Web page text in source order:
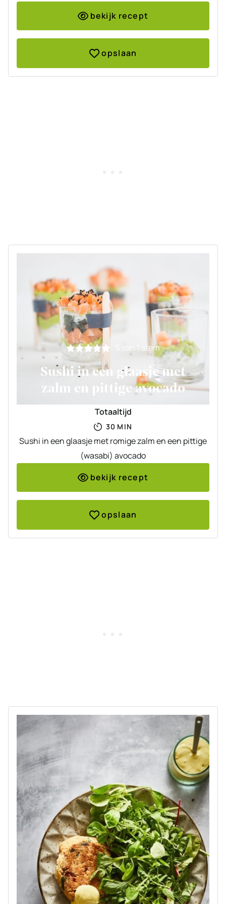
bekijk recept
opslaan
van 1 stem
Sushi in een glaasje met
zalm en pittige avocado
Totaaltijd
30 MINUTEN
MIN
Sushi in een glaasje met romige zalm en een pittige
(wasabi) avocado
bekijk recept
opslaan